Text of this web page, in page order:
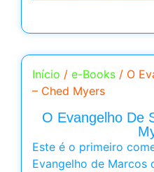
Início / e-Books / O
– Ched Myers
O Evangelho De
Este é o primeiro
Evangelho de Marcos